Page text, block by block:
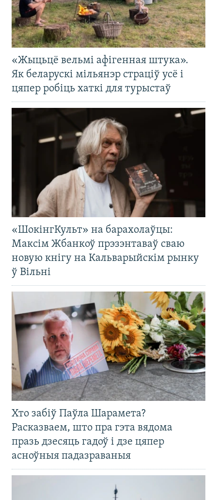
«Жыцьцё вельмі афігенная штука».
Як беларускі мільянэр страціў усё і
цяпер робіць хаткі для турыстаў
«ШокінгКульт» на барахолаўцы:
Максім Жбанкоў прэзэнтаваў сваю
новую кнігу на Кальварыйскім рынку
ў Вільні
Хто забіў Паўла Шарамета?
Расказваем, што пра гэта вядома
празь дзесяць гадоў і дзе цяпер
асноўныя падазраваныя